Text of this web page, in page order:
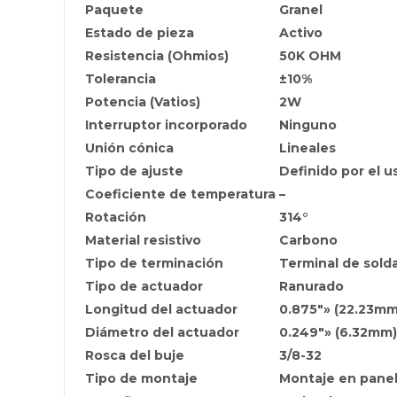
Paquete
Granel
Estado de pieza
Activo
Resistencia (Ohmios)
50K OHM
Tolerancia
±10%
Potencia (Vatios)
2W
Interruptor incorporado
Ninguno
Unión cónica
Lineales
Tipo de ajuste
Definido por el
Coeficiente de temperatura –
Rotación
314°
Material resistivo
Carbono
Tipo de terminación
Terminal de
Tipo de actuador
Ranurado
Longitud del actuador
0.875″»
Diámetro del actuador
0.249″» (6.32mm)
Rosca del buje
3/8-32
Tipo de montaje
Montaje en panel